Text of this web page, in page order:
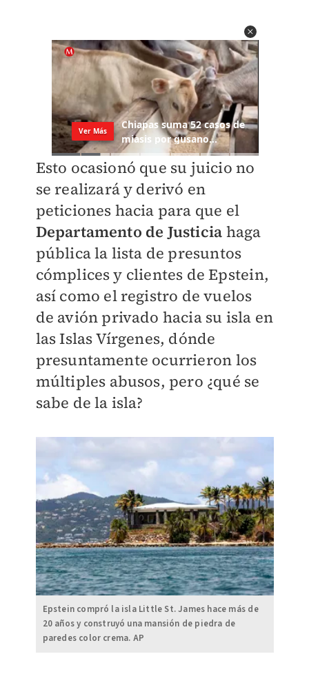
Esto ocasionó que su juicio no
se realizará y derivó en
peticiones hacia para que el
Departamento de Justicia haga
pública la lista de presuntos
cómplices y clientes de Epstein,
así como el registro de vuelos
de avión privado hacia su isla en
las Islas Vírgenes, dónde
presuntamente ocurrieron los
múltiples abusos, pero ¿qué se
sabe de la isla?
Epstein compró la isla Little St. James hace más de
20 años y construyó una mansión de piedra de
paredes color crema. AP